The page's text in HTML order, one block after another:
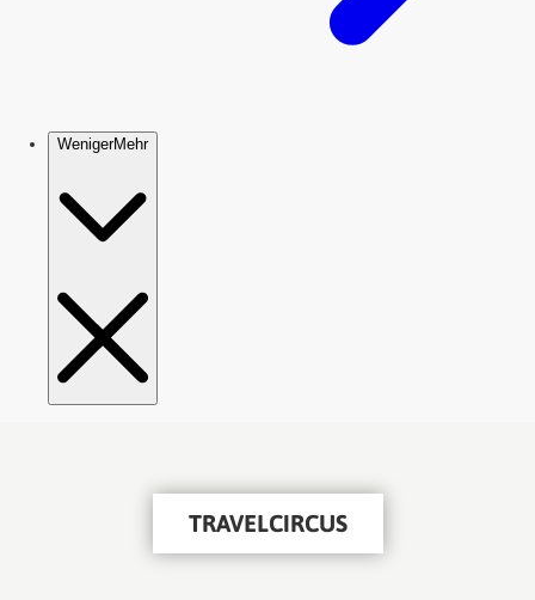
TRAVELCIRCUS